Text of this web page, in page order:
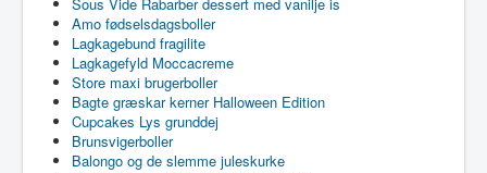
Amo fødselsdagsboller
Lagkagebund fragilite
Lagkagefyld Moccacreme
Store maxi brugerboller
Bagte græskar kerner Halloween Edition
Cupcakes Lys grunddej
Brunsvigerboller
Balongo og de slemme juleskurke